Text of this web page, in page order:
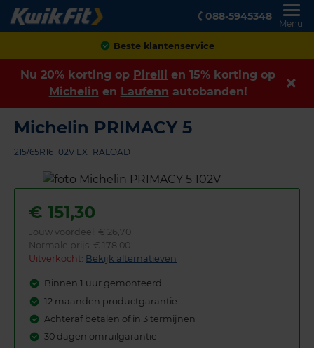
088-5945348
Menu
Achteraf betalen
Nu 20% korting op Pirelli en 15% korting op
Michelin en Laufenn autobanden!
Michelin PRIMACY 5
215/65R16 102V EXTRALOAD
€ 151,30
Jouw voordeel: € 26,70
Normale prijs: € 178,00
Uitverkocht: Bekijk alternatieven
Binnen 1 uur gemonteerd
12 maanden productgarantie
Achteraf betalen of in 3 termijnen
30 dagen omruilgarantie